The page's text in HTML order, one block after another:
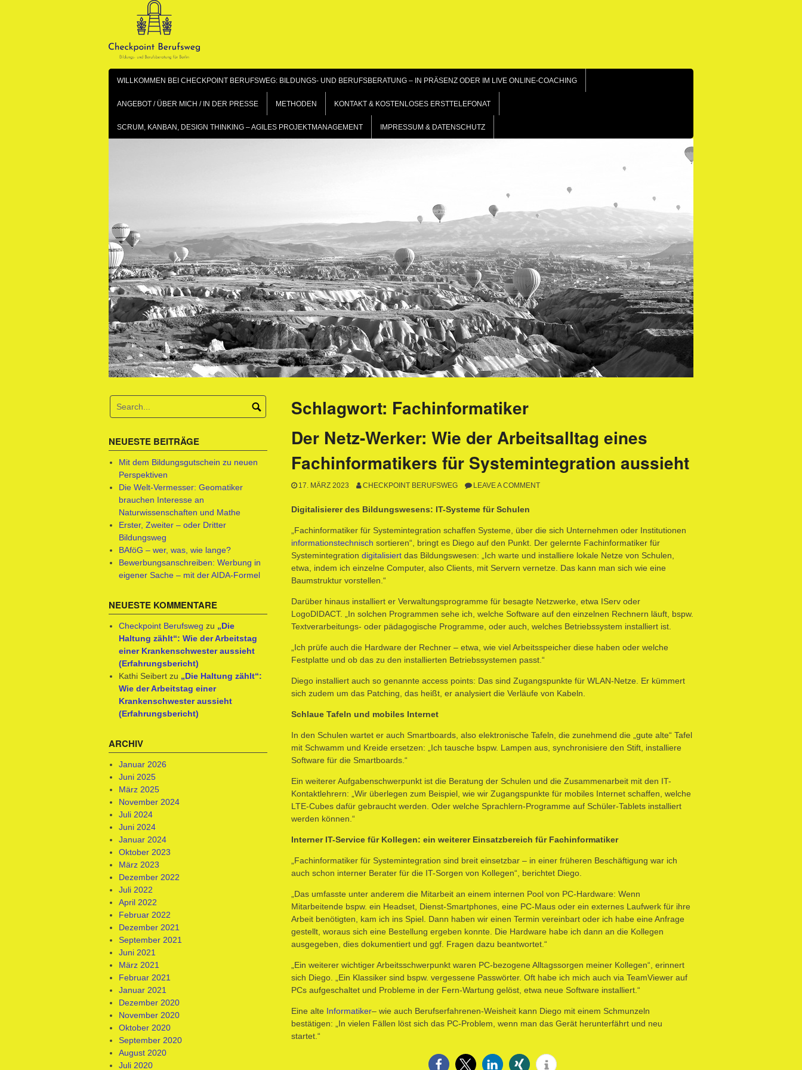
WILLKOMMEN BEI CHECKPOINT BERUFSWEG: BILDUNGS- UND BERUFSBERATUNG – IN PRÄSENZ ODER IM LIVE ONLINE-COACHING
ANGEBOT / ÜBER MICH / IN DER PRESSE METHODEN KONTAKT & KOSTENLOSES ERSTTELEFONAT
SCRUM, KANBAN, DESIGN THINKING – AGILES PROJEKTMANAGEMENT IMPRESSUM & DATENSCHUTZ
Schlagwort: Fachinformatiker
Der Netz-Werker: Wie der Arbeitsalltag eines
Fachinformatikers für Systemintegration aussieht
17. MÄRZ 2023 CHECKPOINT BERUFSWEG LEAVE A COMMENT
Digitalisierer des Bildungswesens: IT-Systeme für Schulen
„Fachinformatiker für Systemintegration schaffen Systeme, über die sich Unternehmen oder Institutionen
informationstechnisch sortieren“, bringt es Diego auf den Punkt. Der gelernte Fachinformatiker für
Systemintegration digitalisiert das Bildungswesen: „Ich warte und installiere lokale Netze von Schulen,
etwa, indem ich einzelne Computer, also Clients, mit Servern vernetze. Das kann man sich wie eine
Baumstruktur vorstellen.“
Darüber hinaus installiert er Verwaltungsprogramme für besagte Netzwerke, etwa IServ oder
LogoDIDACT. „In solchen Programmen sehe ich, welche Software auf den einzelnen Rechnern läuft, bspw.
Textverarbeitungs- oder pädagogische Programme, oder auch, welches Betriebssystem installiert ist.
„Ich prüfe auch die Hardware der Rechner – etwa, wie viel Arbeitsspeicher diese haben oder welche
Festplatte und ob das zu den installierten Betriebssystemen passt.“
Diego installiert auch so genannte access points: Das sind Zugangspunkte für WLAN-Netze. Er kümmert
sich zudem um das Patching, das heißt, er analysiert die Verläufe von Kabeln.
Schlaue Tafeln und mobiles Internet
In den Schulen wartet er auch Smartboards, also elektronische Tafeln, die zunehmend die „gute alte“ Tafel
mit Schwamm und Kreide ersetzen: „Ich tausche bspw. Lampen aus, synchronisiere den Stift, installiere
Software für die Smartboards.“
Ein weiterer Aufgabenschwerpunkt ist die Beratung der Schulen und die Zusammenarbeit mit den IT-
Kontaktlehrern: „Wir überlegen zum Beispiel, wie wir Zugangspunkte für mobiles Internet schaffen, welche
LTE-Cubes dafür gebraucht werden. Oder welche Sprachlern-Programme auf Schüler-Tablets installiert
werden können.“
Interner IT-Service für Kollegen: ein weiterer Einsatzbereich für Fachinformatiker
„Fachinformatiker für Systemintegration sind breit einsetzbar – in einer früheren Beschäftigung war ich
auch schon interner Berater für die IT-Sorgen von Kollegen“, berichtet Diego.
„Das umfasste unter anderem die Mitarbeit an einem internen Pool von PC-Hardware: Wenn
Mitarbeitende bspw. ein Headset, Dienst-Smartphones, eine PC-Maus oder ein externes Laufwerk für ihre
Arbeit benötigten, kam ich ins Spiel. Dann haben wir einen Termin vereinbart oder ich habe eine Anfrage
gestellt, woraus sich eine Bestellung ergeben konnte. Die Hardware habe ich dann an die Kollegen
ausgegeben, dies dokumentiert und ggf. Fragen dazu beantwortet.“
„Ein weiterer wichtiger Arbeitsschwerpunkt waren PC-bezogene Alltagssorgen meiner Kollegen“, erinnert
sich Diego. „Ein Klassiker sind bspw. vergessene Passwörter. Oft habe ich mich auch via TeamViewer auf
PCs aufgeschaltet und Probleme in der Fern-Wartung gelöst, etwa neue Software installiert.“
Eine alte Informatiker– wie auch Berufserfahrenen-Weisheit kann Diego mit einem Schmunzeln
bestätigen: „In vielen Fällen löst sich das PC-Problem, wenn man das Gerät herunterfährt und neu
startet.“
NEUESTE BEITRÄGE
Mit dem Bildungsgutschein zu neuen
Perspektiven
Die Welt-Vermesser: Geomatiker
brauchen Interesse an
Naturwissenschaften und Mathe
Erster, Zweiter – oder Dritter
Bildungsweg
BAföG – wer, was, wie lange?
Bewerbungsanschreiben: Werbung in
eigener Sache – mit der AIDA-Formel
NEUESTE KOMMENTARE
Checkpoint Berufsweg zu „Die
Haltung zählt“: Wie der Arbeitstag
einer Krankenschwester aussieht
(Erfahrungsbericht)
Kathi Seibertzu „Die Haltung zählt“:
Wie der Arbeitstag einer
Krankenschwester aussieht
(Erfahrungsbericht)
ARCHIV
Januar 2026
Juni 2025
März 2025
November 2024
Juli 2024
Juni 2024
Januar 2024
Oktober 2023
März 2023
Dezember 2022
Juli 2022
April 2022
Februar 2022
Dezember 2021
September 2021
Juni 2021
März 2021
Februar 2021
Januar 2021
Dezember 2020
November 2020
Oktober 2020
September 2020
August 2020
Juli 2020